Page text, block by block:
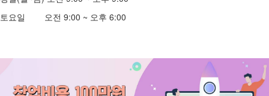
토요일 오전 9:00 ~ 오후 6:00